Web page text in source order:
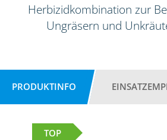
Herbizidkombination zur
Ungräsern und
PRODUKTINFO
TOP